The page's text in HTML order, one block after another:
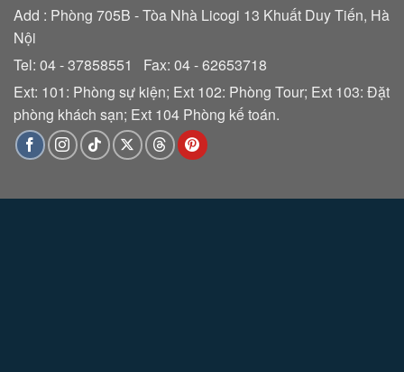
Add : Phòng 705B - Tòa Nhà Licogi 13 Khuất Duy Tiến, Hà
Nội
Tel: 04 - 37858551 Fax: 04 - 62653718
Ext: 101: Phòng sự kiện; Ext 102: Phòng Tour; Ext 103: Đặt
phòng khách sạn; Ext 104 Phòng kế toán.